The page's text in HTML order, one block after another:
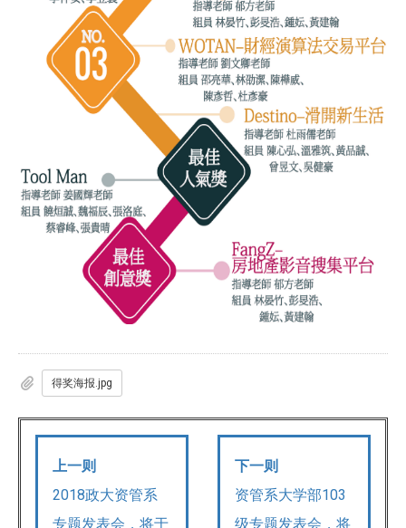
得奖海报.jpg
上一则
2018政大资管系
专题发表会，将于
下一则
资管系大学部103
级专题发表会，将